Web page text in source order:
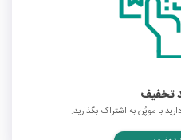
تخفیف
با موپُن به اشتراک بگذارید.